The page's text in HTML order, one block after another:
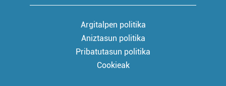
Argitalpen politika
Aniztasun politika
Pribatutasun politika
Cookieak